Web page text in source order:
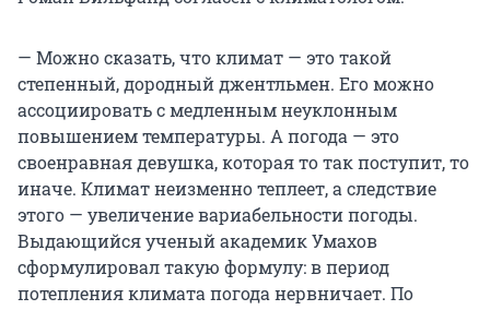
— Можно сказать, что климат — это такой
степенный, дородный джентльмен. Его можно
ассоциировать с медленным неуклонным
повышением температуры. А погода — это
своенравная девушка, которая то так поступит, то
иначе. Климат неизменно теплеет, а следствие
этого — увеличение вариабельности погоды.
Выдающийся ученый академик Умахов
сформулировал такую формулу: в период
потепления климата погода нервничает. По